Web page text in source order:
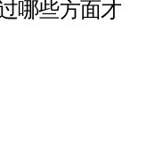
哪些方面才